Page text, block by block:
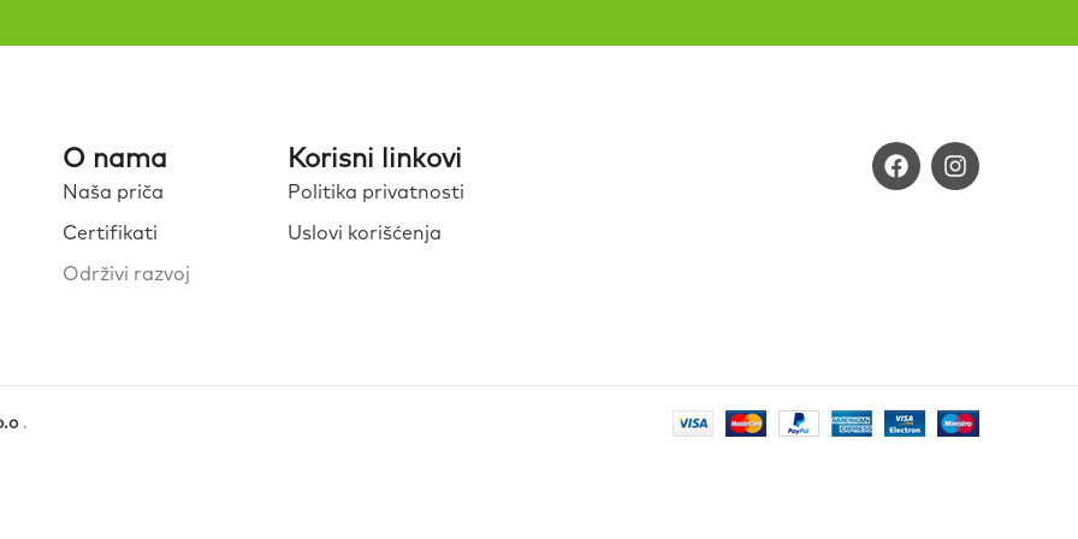
O nama
Naša priča
Certifikati
Održivi razvoj
Korisni linkovi
Politika privatnosti
Uslovi korišćenja
.